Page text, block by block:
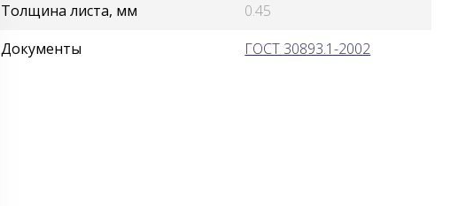
Толщина листа, мм
0.45
Документы
ГОСТ 30893.1-2002